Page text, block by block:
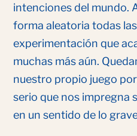
intenciones del mundo.
forma aleatoria todas
experimentación que
muchas más aún.
nuestro propio juego
serio que nos impregna
en un sentido de lo